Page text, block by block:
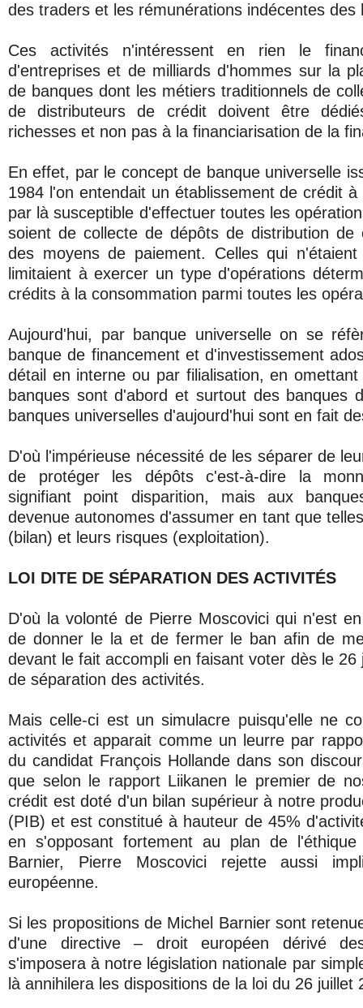
des traders et les rémunérations indécentes des
Ces activités n'intéressent en rien le
d'entreprises et de milliards d'hommes sur la
de banques dont les métiers traditionnels de
de distributeurs de crédit doivent être
richesses et non pas à la financiarisation de la
En effet, par le concept de banque universelle
1984 l'on entendait un établissement de crédit
par là susceptible d'effectuer toutes les
soient de collecte de dépôts de distribution de
des moyens de paiement. Celles qui
limitaient à exercer un type d'opérations
crédits à la consommation parmi toutes les
Aujourd'hui, par banque universelle on se
banque de financement et d'investissement
détail en interne ou par filialisation, en
banques sont d'abord et surtout des banques
banques universelles d'aujourd'hui sont en fait
D'où l'impérieuse nécessité de les séparer de
de protéger les dépôts c'est-à-dire la
signifiant point disparition, mais aux
devenue autonomes d'assumer en tant que
(bilan) et leurs risques (exploitation).
LOI DITE DE SÉPARATION DES ACTIVITÉS
D'où la volonté de Pierre Moscovici qui n'est
de donner le la et de fermer le ban afin de
devant le fait accompli en faisant voter dès le 26
de séparation des activités.
Mais celle-ci est un simulacre puisqu'elle ne
activités et apparait comme un leurre par
du candidat François Hollande dans son
que selon le rapport Liikanen le premier de
crédit est doté d'un bilan supérieur à notre
(PIB) et est constitué à hauteur de 45%
en s'opposant fortement au plan de
Barnier, Pierre Moscovici rejette aussi
européenne.
Si les propositions de Michel Barnier sont
d'une directive – droit européen dérivé
s'imposera à notre législation nationale par
là annihilera les dispositions de la loi du 26 juillet